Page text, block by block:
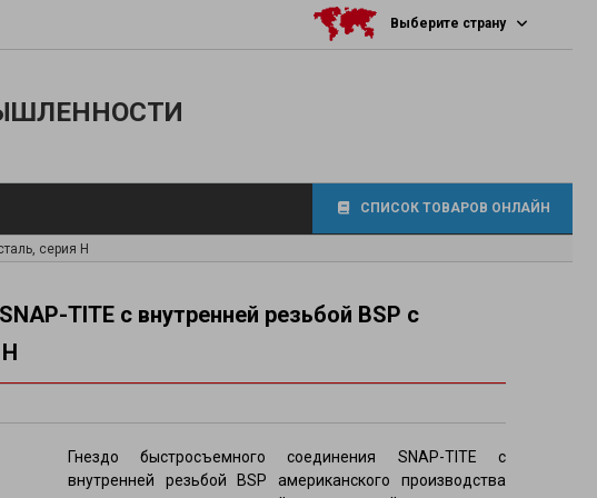
Выберите страну
и концевые фитинги
насосов
СПИСОК ТОВАРОВ ОНЛАЙН
серия H
TITE с внутренней резьбой BSP с
Гнездо быстросъемного соединения SNAP-TITE с
внутренней резьбой BSP американского производства